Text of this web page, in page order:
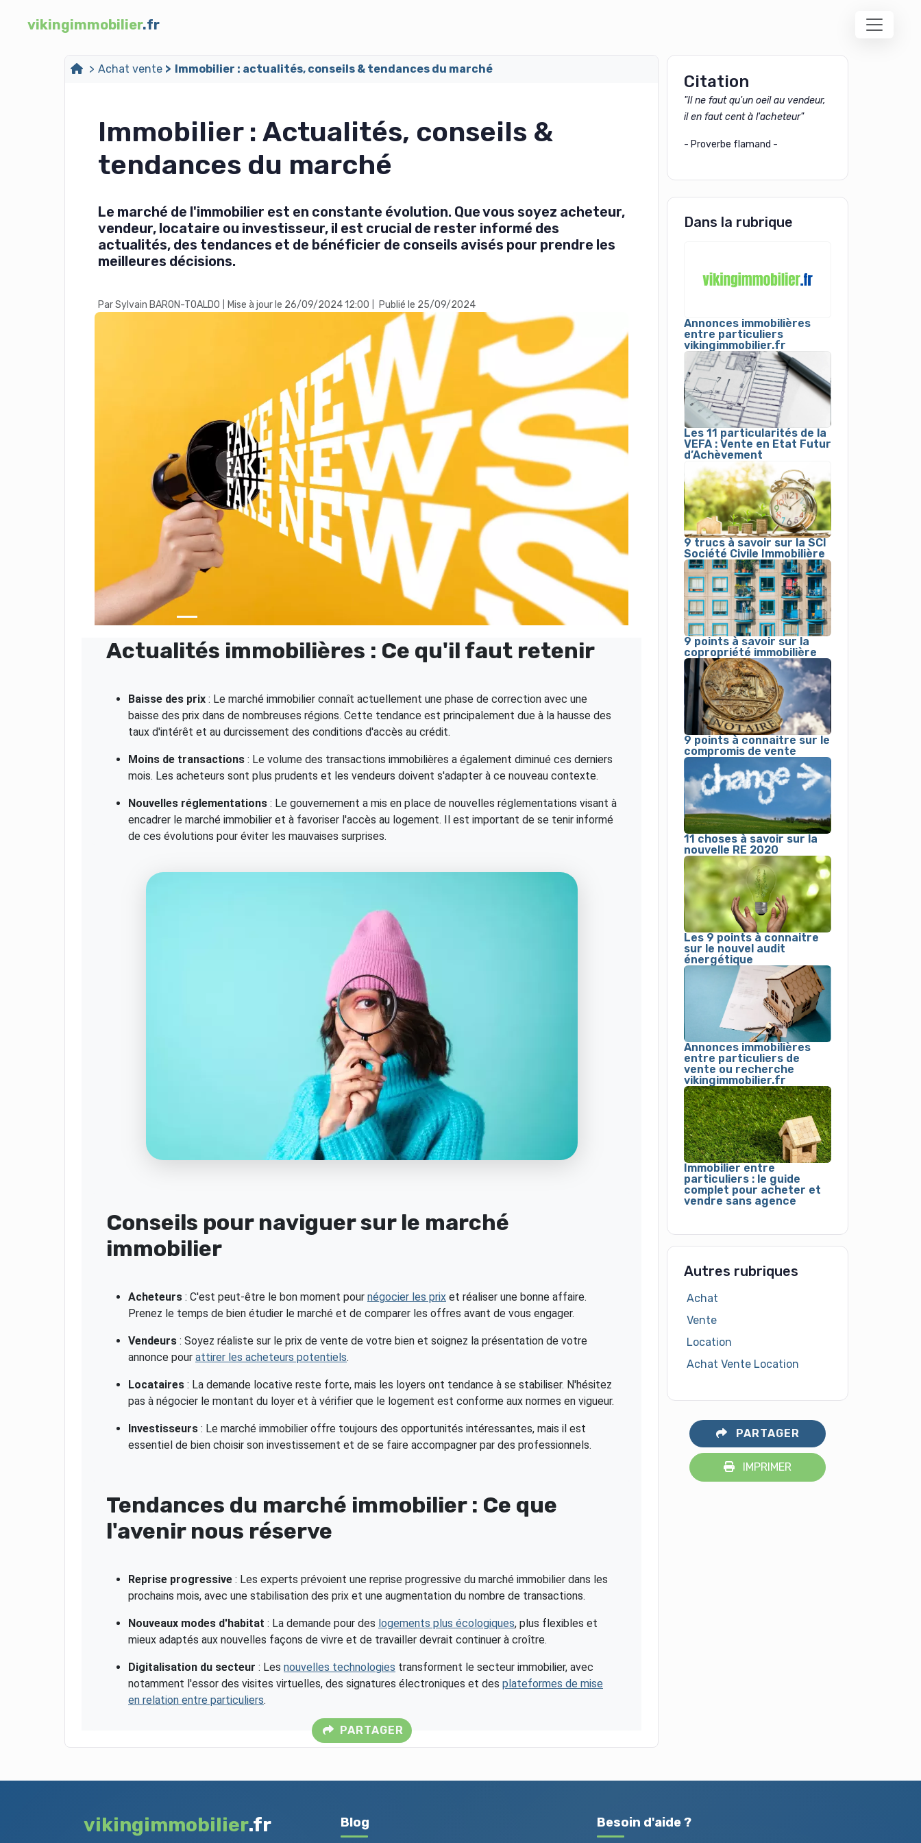
vikingimmobilier.fr
Achat vente Immobilier : actualités, conseils & tendances du marché
Immobilier : Actualités, conseils &
tendances du marché
Le marché de l'immobilier est en constante évolution. Que vous soyez acheteur,
vendeur, locataire ou investisseur, il est crucial de rester informé des
actualités, des tendances et de bénéficier de conseils avisés pour prendre les
meilleures décisions.
Par Sylvain BARON-TOALDO Mise à jour le 26/09/2024 12:00 Publié le 25/09/2024
Actualités immobilières : Ce qu'il faut retenir
Baisse des prix : Le marché immobilier connaît actuellement une phase de correction avec une
baisse des prix dans de nombreuses régions. Cette tendance est principalement due à la hausse des
taux d'intérêt et au durcissement des conditions d'accès au crédit.
Moins de transactions : Le volume des transactions immobilières a également diminué ces derniers
mois. Les acheteurs sont plus prudents et les vendeurs doivent s'adapter à ce nouveau contexte.
Nouvelles réglementations : Le gouvernement a mis en place de nouvelles réglementations visant à
encadrer le marché immobilier et à favoriser l'accès au logement. Il est important de se tenir informé
de ces évolutions pour éviter les mauvaises surprises.
Conseils pour naviguer sur le marché
immobilier
Acheteurs : C'est peut-être le bon moment pour négocier les prix et réaliser une bonne affaire.
Prenez le temps de bien étudier le marché et de comparer les offres avant de vous engager.
Vendeurs : Soyez réaliste sur le prix de vente de votre bien et soignez la présentation de votre
annonce pour attirer les acheteurs potentiels.
Locataires : La demande locative reste forte, mais les loyers ont tendance à se stabiliser. N'hésitez
pas à négocier le montant du loyer et à vérifier que le logement est conforme aux normes en vigueur.
Investisseurs : Le marché immobilier offre toujours des opportunités intéressantes, mais il est
essentiel de bien choisir son investissement et de se faire accompagner par des professionnels.
Tendances du marché immobilier : Ce que
l'avenir nous réserve
Reprise progressive : Les experts prévoient une reprise progressive du marché immobilier dans les
prochains mois, avec une stabilisation des prix et une augmentation du nombre de transactions.
Nouveaux modes d'habitat : La demande pour des logements plus écologiques, plus flexibles et
mieux adaptés aux nouvelles façons de vivre et de travailler devrait continuer à croître.
Digitalisation du secteur : Les nouvelles technologies transforment le secteur immobilier, avec
notamment l'essor des visites virtuelles, des signatures électroniques et des plateformes de mise
en relation entre particuliers.
PARTAGER
Citation
"Il ne faut qu'un oeil au vendeur,
il en faut cent à l'acheteur"
- Proverbe flamand -
Dans la rubrique
Annonces immobilières
entre particuliers
vikingimmobilier.fr
Les 11 particularités de la
VEFA : Vente en Etat Futur
d’Achèvement
9 trucs à savoir sur la SCI
Société Civile Immobilière
9 points à savoir sur la
copropriété immobilière
9 points à connaitre sur le
compromis de vente
11 choses à savoir sur la
nouvelle RE 2020
Les 9 points à connaitre
sur le nouvel audit
énergétique
Annonces immobilières
entre particuliers de
vente ou recherche
vikingimmobilier.fr
Immobilier entre
particuliers : le guide
complet pour acheter et
vendre sans agence
Autres rubriques
Achat
Vente
Location
Achat Vente Location
PARTAGER
IMPRIMER
vikingimmobilier.fr Blog Besoin d'aide ?